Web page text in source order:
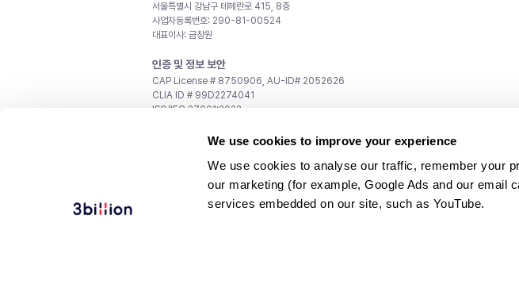
We use cookies to improve your experience
We use cookies to analyse our traffic, remember your
our marketing (for example, Google Ads and our email
services embedded on our site, such as YouTube.
서울특별시 강남구 테헤란로 415, 8층
사업자등록번호: 290-81-00524
대표이사: 금창원
인증 및 정보 보안
CAP License # 8750906, AU-ID# 2052626
CLIA ID # 99D2274041
ISO/IEC 27001:2022
recruiting@3billion.io
ir@3billion.io